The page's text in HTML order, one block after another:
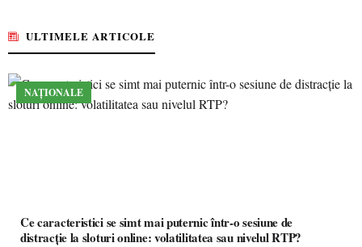
ULTIMELE ARTICOLE
NAȚIONALE
Ce caracteristici se simt mai puternic într-o sesiune de
distracție la sloturi online: volatilitatea sau nivelul RTP?